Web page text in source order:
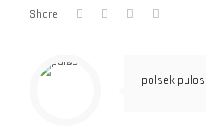
Share
polsek